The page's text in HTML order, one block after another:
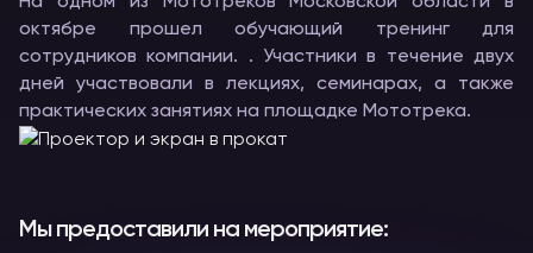
октябре прошел обучающий тренинг для
сотрудников компании. . Участники в течение двух
дней участвовали в лекциях, семинарах, а также
практических занятиях на площадке Мототрека.
Мы предоставили на мероприятие: